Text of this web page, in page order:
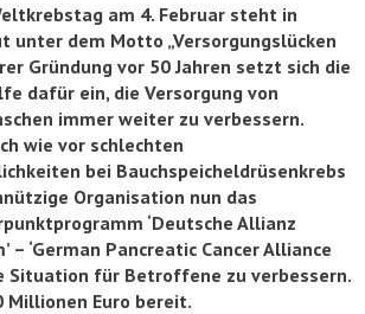
am 4. Februar steht in
unter dem Motto „Versorgungslücken
Gründung vor 50 Jahren setzt sich die
dafür ein, die Versorgung von
immer weiter zu verbessern.
wie vor schlechten
bei Bauchspeicheldrüsenkrebs
Organisation nun das
‘Deutsche Allianz
– ‘German Pancreatic Cancer Alliance
Situation für Betroffene zu verbessern.
Euro bereit.